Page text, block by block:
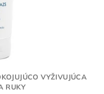
VYŽIVUJÚCA
RUKY